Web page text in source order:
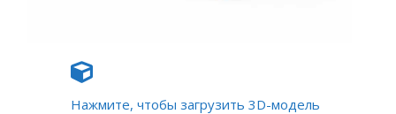
Нажмите, чтобы загрузить 3D-модель